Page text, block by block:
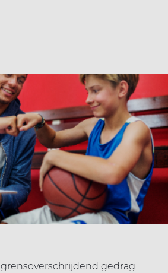
grensoverschrijdend gedrag